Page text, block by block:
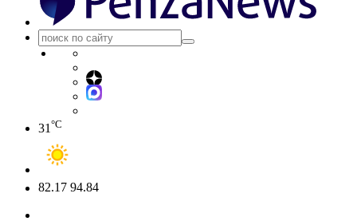
31 °C
82.17 94.84